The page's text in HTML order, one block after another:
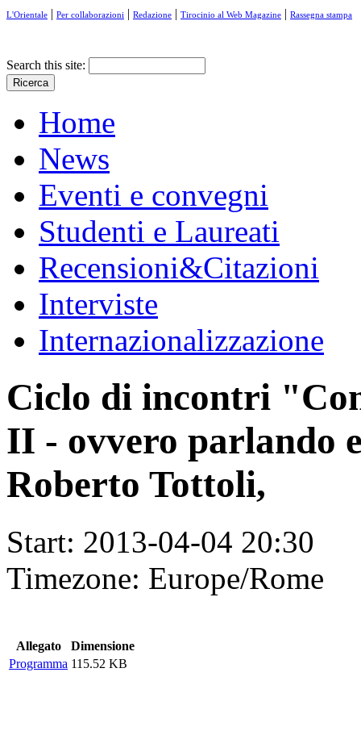
L'Orientale | Per collaborazioni | Redazione | Tirocinio al Web Magazine | Rassegna stampa
Search this site:
Home
News
Eventi e convegni
Studenti e Laureati
Recensioni&Citazioni
Interviste
Internazionalizzazione
Ciclo di incontri
II - ovvero parlando
Roberto Tottoli,
Start: 2013-04-04 20:30
Timezone: Europe/Rome
Allegato
Dimensione
Programma 115.52 KB